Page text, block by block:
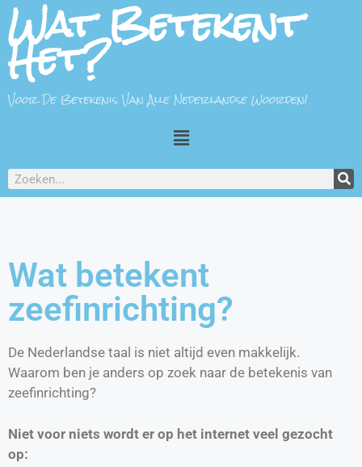
Wat Betekent
Het?
Voor De Betekenis Van Alle Nederlandse Woorden!
Wat betekent
zeefinrichting?
De Nederlandse taal is niet altijd even makkelijk.
Waarom ben je anders op zoek naar de betekenis van
zeefinrichting?
Niet voor niets wordt er op het internet veel gezocht
op: